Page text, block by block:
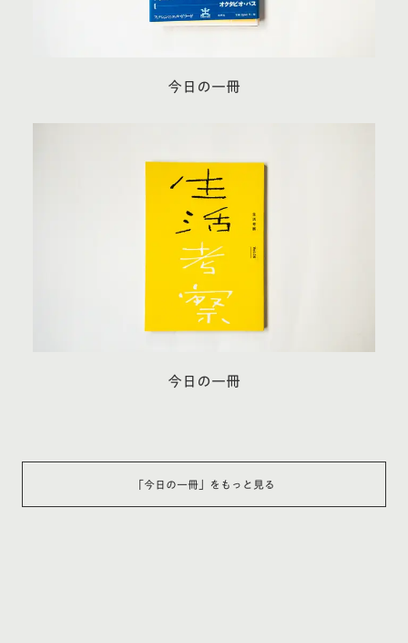
今日の一冊
今日の一冊
「今日の一冊 」をもっと見る